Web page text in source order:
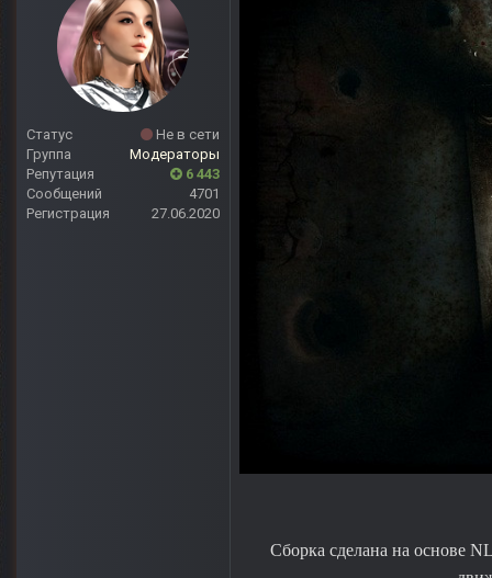
Статус
Не в сети
Группа
Модераторы
Репутация
6 443
Сообщений
4701
Регистрация
27.06.2020
Сборка сделана на основе